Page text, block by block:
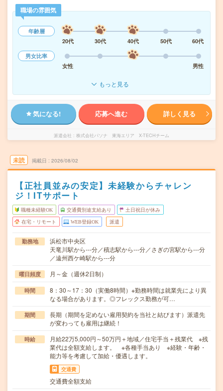
職場の雰囲気
年齢層
20代
30代 40代 50代
60代
男女比率
女性
男性
もっと見る
気になる! 応募へ進む 詳しく見る
派遣会社 株式会社パソナ 東海エリア X-TECHチーム
未読 掲載日 2026/08/02
【正社員並みの安定】未経験からチャレン
ジ！ITサポート
職種未経験OK 交通費別途支給あり 土日祝日が休み
在宅・リモート WEB登録OK 派遣
勤務地
浜松市中央区
天竜川駅から---分／積志駅から---分／さぎの宮駅から---分
／遠州西ケ崎駅から---分
曜日頻度 月～金（週休2日制）
時間
8：30～17：30（実働8時間）※勤務時間は就業先により異
なる場合があります。◎フレックス勤務が可…
期間
長期（期間を定めない雇用契約を当社と結びます）派遣先
が変わっても雇用は継続！
時給
月給22万5,000円～50万円＋地域／住宅手当＋残業代 ※残
業代は全額支給します。 ※各種手当あり ※経験・年齢・
能力等を考慮して加給・優遇します。
交通費
交通費全額支給